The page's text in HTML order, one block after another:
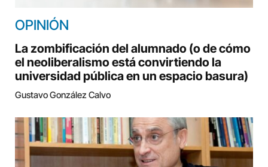
OPINIÓN
La zombificación del alumnado (o de cómo
el neoliberalismo está convirtiendo la
universidad pública en un espacio basura)
Gustavo González Calvo